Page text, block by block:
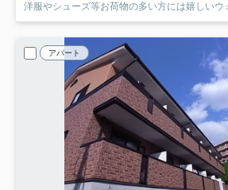
洋服やシューズ等お荷物の多い方には嬉しいウ
アパート